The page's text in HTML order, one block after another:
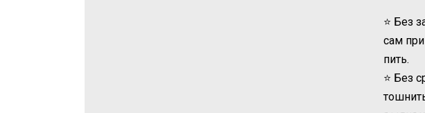
⭐ Без
сам
пить.
⭐ Без